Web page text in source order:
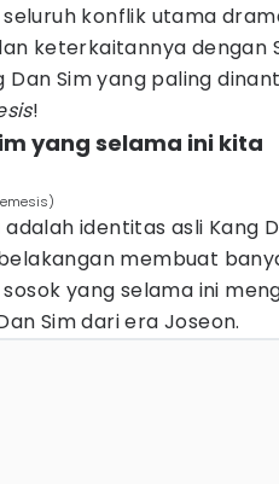
konflik utama
keterkaitannya dengan
Dan Sim yang paling
!
yang selama ini kita
identitas asli Kang
membuat
yang selama ini
Sim dari era Joseon.